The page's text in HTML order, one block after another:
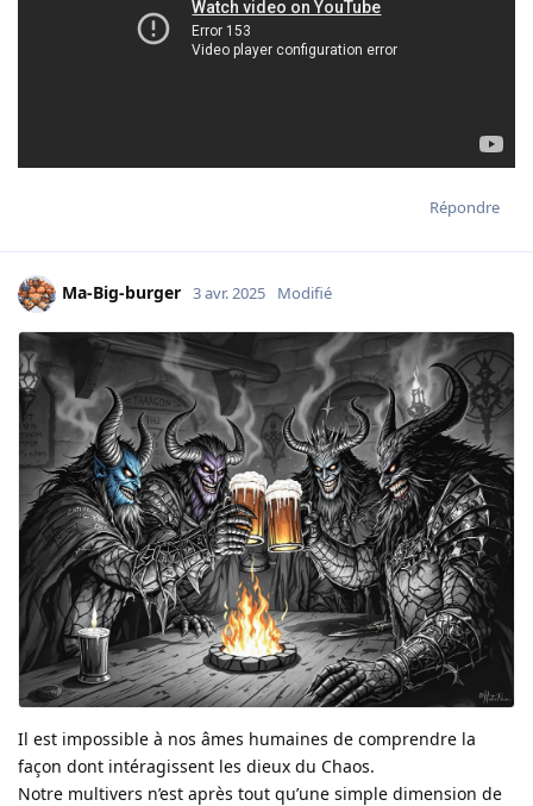
Répondre
Ma-Big-burger 3 avr. 2025 Modifié
Il est impossible à nos âmes humaines de comprendre la
façon dont intéragissent les dieux du Chaos.
Notre multivers n’est après tout qu’une simple dimension de